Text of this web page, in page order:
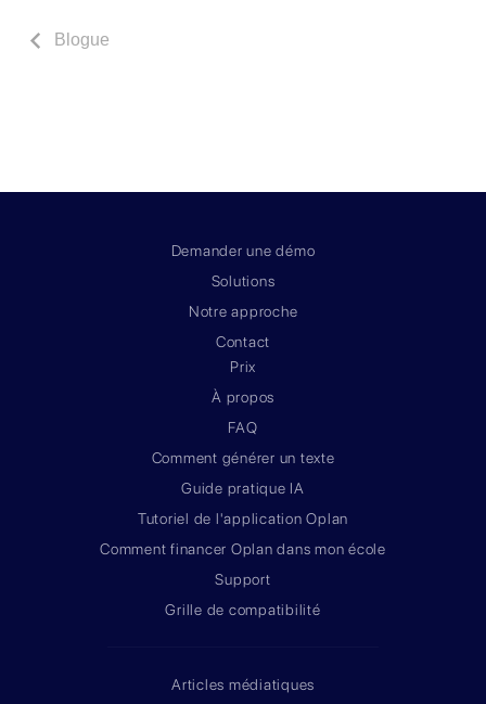
Blogue
Demander une démo
Solutions
Notre approche
Contact
Prix
À propos
FAQ
Comment générer un texte
Guide pratique IA
Tutoriel de l'application Oplan
Comment financer Oplan dans mon école
Support
Grille de compatibilité
Articles médiatiques